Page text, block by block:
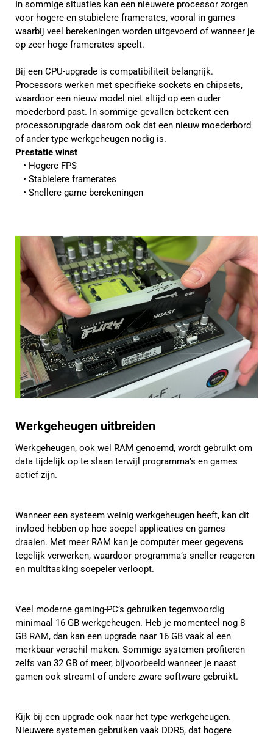
In sommige situaties kan een nieuwere processor zorgen
voor hogere en stabielere framerates, vooral in games
waarbij veel berekeningen worden uitgevoerd of wanneer je
op zeer hoge framerates speelt.
Bij een CPU-upgrade is compatibiliteit belangrijk.
Processors werken met specifieke sockets en chipsets,
waardoor een nieuw model niet altijd op een ouder
moederbord past. In sommige gevallen betekent een
processorupgrade daarom ook dat een nieuw moederbord
of ander type werkgeheugen nodig is.
Prestatie winst
Hogere FPS
Stabielere framerates
Snellere game berekeningen
Werkgeheugen uitbreiden
Werkgeheugen, ook wel RAM genoemd, wordt gebruikt om
data tijdelijk op te slaan terwijl programma’s en games
actief zijn.
Wanneer een systeem weinig werkgeheugen heeft, kan dit
invloed hebben op hoe soepel applicaties en games
draaien. Met meer RAM kan je computer meer gegevens
tegelijk verwerken, waardoor programma’s sneller reageren
en multitasking soepeler verloopt.
Veel moderne gaming-PC’s gebruiken tegenwoordig
minimaal 16 GB werkgeheugen. Heb je momenteel nog 8
GB RAM, dan kan een upgrade naar 16 GB vaak al een
merkbaar verschil maken. Sommige systemen profiteren
zelfs van 32 GB of meer, bijvoorbeeld wanneer je naast
gamen ook streamt of andere zware software gebruikt.
Kijk bij een upgrade ook naar het type werkgeheugen.
Nieuwere systemen gebruiken vaak DDR5, dat hogere